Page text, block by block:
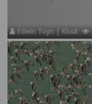
Edwin Tuyn | Kluut